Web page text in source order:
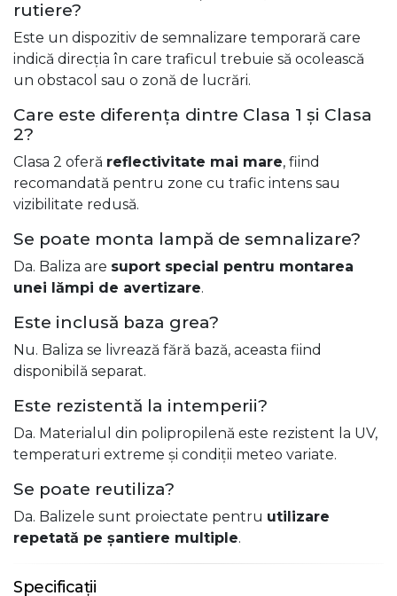
rutiere?
Este un dispozitiv de semnalizare temporară care
indică direcția în care traficul trebuie să ocolească
un obstacol sau o zonă de lucrări.
Care este diferența dintre Clasa 1 și Clasa
2?
Clasa 2 oferă reflectivitate mai mare, fiind
recomandată pentru zone cu trafic intens sau
vizibilitate redusă.
Se poate monta lampă de semnalizare?
Da. Baliza are suport special pentru montarea
unei lămpi de avertizare.
Este inclusă baza grea?
Nu. Baliza se livrează fără bază, aceasta fiind
disponibilă separat.
Este rezistentă la intemperii?
Da. Materialul din polipropilenă este rezistent la UV,
temperaturi extreme și condiții meteo variate.
Se poate reutiliza?
Da. Balizele sunt proiectate pentru utilizare
repetată pe șantiere multiple.
Specificații